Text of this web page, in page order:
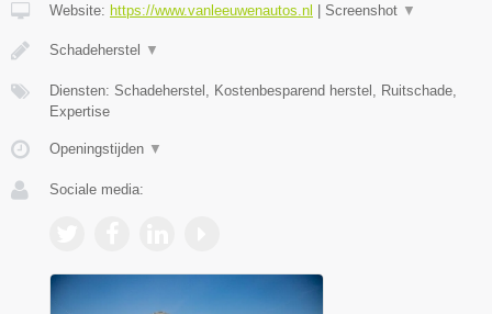
Website: https://www.vanleeuwenautos.nl Screenshot ▼
Schadeherstel ▼
Diensten: Schadeherstel, Kostenbesparend herstel, Ruitschade,
Expertise
Openingstijden ▼
Sociale media: